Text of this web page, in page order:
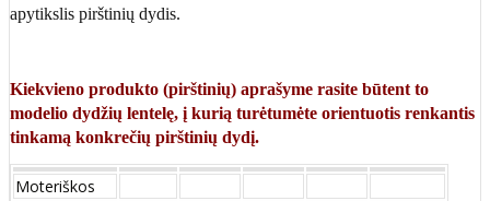
apytikslis pirštinių dydis.
Kiekvieno produkto (pirštinių) aprašyme rasite būtent to
modelio dydžių lentelę, į kurią turėtumėte orientuotis renkantis
tinkamą konkrečių pirštinių dydį.
Moteriškos